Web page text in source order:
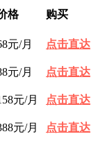
格 购买
元/月 点击直达
元/月 点击直达
元/月 点击直达
元/月 点击直达